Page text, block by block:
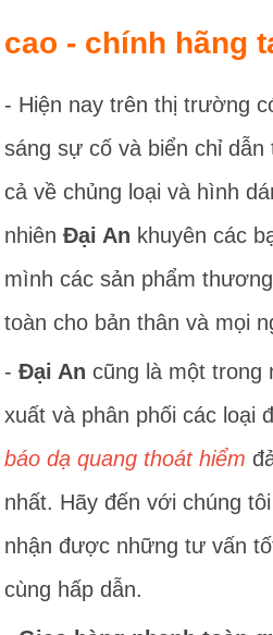
cao - chính hãng
- Hiện nay trên thị trường
sáng sự cố và biển chỉ dẫn
cả về chủng loại và hình
nhiênĐại An khuyên các
mình các sản phẩm
toàn cho bản thân và mọi
-Đại An cũng là một trong
xuất và phân phối các loại
báo dạ quang thoát hiểm
nhất. Hãy đến với chúng
nhận được những tư vấn
cùng hấp dẫn.